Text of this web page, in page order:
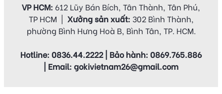
VP HCM: 612 Lũy Bán Bích, Tân Thành, Tân Phú,
TP HCM | Xưởng sản xuất: 302 Bình Thành,
phường Bình Hưng Hoà B, Bình Tân, TP. HCM.
Hotline: 0836.44.2222 | Bảo hành: 0869.765.886
| Email: gokivietnam26@gmail.com